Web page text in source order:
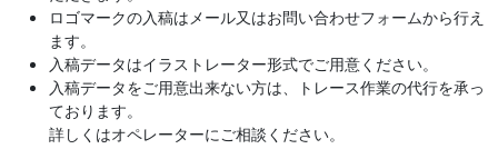
ロゴマークの入稿はメール又はお問い合わせフォームから行え
ます。
入稿データはイラストレーター形式でご用意ください。
入稿データをご用意出来ない方は、トレース作業の代行を承っ
ております。
詳しくはオペレーターにご相談ください。